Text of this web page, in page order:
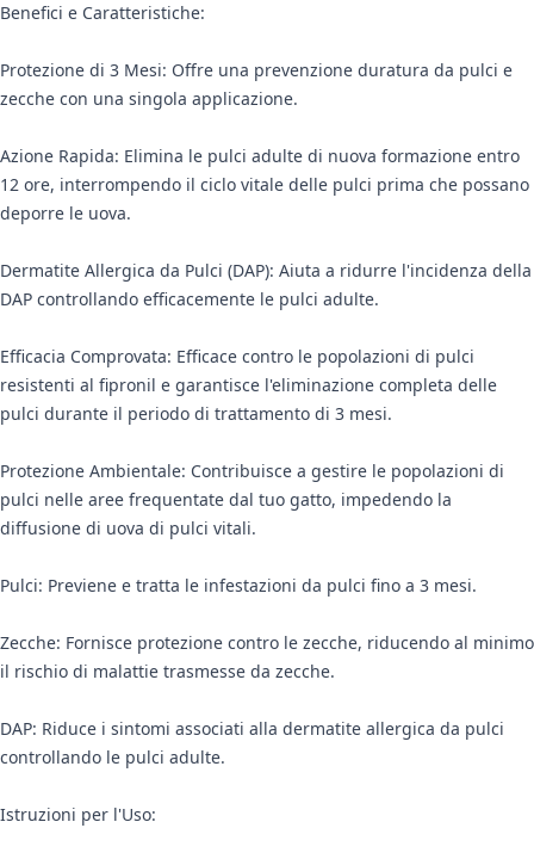
Benefici e Caratteristiche:
Protezione di 3 Mesi: Offre una prevenzione duratura da pulci e
zecche con una singola applicazione.
Azione Rapida: Elimina le pulci adulte di nuova formazione entro
12 ore, interrompendo il ciclo vitale delle pulci prima che possano
deporre le uova.
Dermatite Allergica da Pulci (DAP): Aiuta a ridurre l'incidenza della
DAP controllando efficacemente le pulci adulte.
Efficacia Comprovata: Efficace contro le popolazioni di pulci
resistenti al fipronil e garantisce l'eliminazione completa delle
pulci durante il periodo di trattamento di 3 mesi.
Protezione Ambientale: Contribuisce a gestire le popolazioni di
pulci nelle aree frequentate dal tuo gatto, impedendo la
diffusione di uova di pulci vitali.
Pulci: Previene e tratta le infestazioni da pulci fino a 3 mesi.
Zecche: Fornisce protezione contro le zecche, riducendo al minimo
il rischio di malattie trasmesse da zecche.
DAP: Riduce i sintomi associati alla dermatite allergica da pulci
controllando le pulci adulte.
Istruzioni per l'Uso: